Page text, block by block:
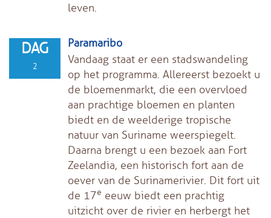
leven.
DAG
2
Paramaribo
Vandaag staat er een stadswandeling
op het programma. Allereerst bezoekt u
de bloemenmarkt, die een overvloed
aan prachtige bloemen en planten
biedt en de weelderige tropische
natuur van Suriname weerspiegelt.
Daarna brengt u een bezoek aan Fort
Zeelandia, een historisch fort aan de
oever van de Surinamerivier. Dit fort uit
de 17e eeuw biedt een prachtig
uitzicht over de rivier en herbergt het